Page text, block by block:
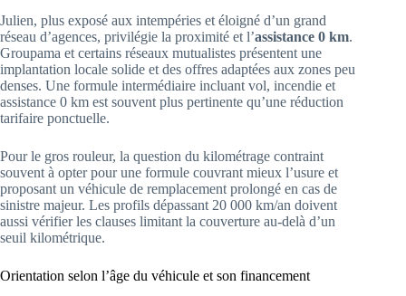
Julien, plus exposé aux intempéries et éloigné d’un grand
réseau d’agences, privilégie la proximité et l’assistance 0 km.
Groupama et certains réseaux mutualistes présentent une
implantation locale solide et des offres adaptées aux zones peu
denses. Une formule intermédiaire incluant vol, incendie et
assistance 0 km est souvent plus pertinente qu’une réduction
tarifaire ponctuelle.
Pour le gros rouleur, la question du kilométrage contraint
souvent à opter pour une formule couvrant mieux l’usure et
proposant un véhicule de remplacement prolongé en cas de
sinistre majeur. Les profils dépassant 20 000 km/an doivent
aussi vérifier les clauses limitant la couverture au-delà d’un
seuil kilométrique.
Orientation selon l’âge du véhicule et son financement